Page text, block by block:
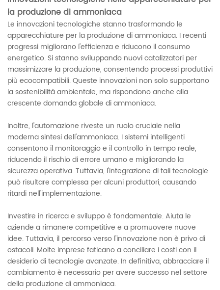
la produzione di ammoniaca
Le innovazioni tecnologiche stanno trasformando le
apparecchiature per la produzione di ammoniaca. I recenti
progressi migliorano l'efficienza e riducono il consumo
energetico. Si stanno sviluppando nuovi catalizzatori per
massimizzare la produzione, consentendo processi produttivi
più ecocompatibili. Queste innovazioni non solo supportano
la sostenibilità ambientale, ma rispondono anche alla
crescente domanda globale di ammoniaca.
Inoltre, l'automazione riveste un ruolo cruciale nella
moderna sintesi dell'ammoniaca. I sistemi intelligenti
consentono il monitoraggio e il controllo in tempo reale,
riducendo il rischio di errore umano e migliorando la
sicurezza operativa. Tuttavia, l'integrazione di tali tecnologie
può risultare complessa per alcuni produttori, causando
ritardi nell'implementazione.
Investire in ricerca e sviluppo è fondamentale. Aiuta le
aziende a rimanere competitive e a promuovere nuove
idee. Tuttavia, il percorso verso l'innovazione non è privo di
ostacoli. Molte imprese faticano a conciliare i costi con il
desiderio di tecnologie avanzate. In definitiva, abbracciare il
cambiamento è necessario per avere successo nel settore
della produzione di ammoniaca.